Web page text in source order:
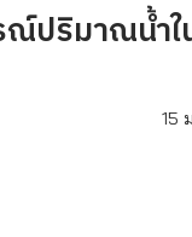
ปริมาณน้ำใ
15